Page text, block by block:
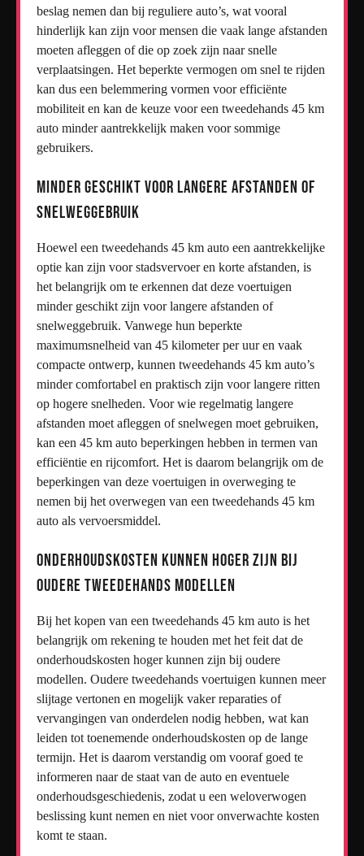
beslag nemen dan bij reguliere auto’s, wat vooral
hinderlijk kan zijn voor mensen die vaak lange afstanden
moeten afleggen of die op zoek zijn naar snelle
verplaatsingen. Het beperkte vermogen om snel te rijden
kan dus een belemmering vormen voor efficiënte
mobiliteit en kan de keuze voor een tweedehands 45 km
auto minder aantrekkelijk maken voor sommige
gebruikers.
Minder geschikt voor langere afstanden of
snelweggebruik
Hoewel een tweedehands 45 km auto een aantrekkelijke
optie kan zijn voor stadsvervoer en korte afstanden, is
het belangrijk om te erkennen dat deze voertuigen
minder geschikt zijn voor langere afstanden of
snelweggebruik. Vanwege hun beperkte
maximumsnelheid van 45 kilometer per uur en vaak
compacte ontwerp, kunnen tweedehands 45 km auto’s
minder comfortabel en praktisch zijn voor langere ritten
op hogere snelheden. Voor wie regelmatig langere
afstanden moet afleggen of snelwegen moet gebruiken,
kan een 45 km auto beperkingen hebben in termen van
efficiëntie en rijcomfort. Het is daarom belangrijk om de
beperkingen van deze voertuigen in overweging te
nemen bij het overwegen van een tweedehands 45 km
auto als vervoersmiddel.
Onderhoudskosten kunnen hoger zijn bij
oudere tweedehands modellen
Bij het kopen van een tweedehands 45 km auto is het
belangrijk om rekening te houden met het feit dat de
onderhoudskosten hoger kunnen zijn bij oudere
modellen. Oudere tweedehands voertuigen kunnen meer
slijtage vertonen en mogelijk vaker reparaties of
vervangingen van onderdelen nodig hebben, wat kan
leiden tot toenemende onderhoudskosten op de lange
termijn. Het is daarom verstandig om vooraf goed te
informeren naar de staat van de auto en eventuele
onderhoudsgeschiedenis, zodat u een weloverwogen
beslissing kunt nemen en niet voor onverwachte kosten
komt te staan.